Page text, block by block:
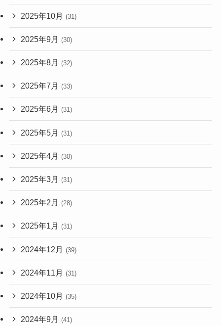
2025年10月 (31)
2025年9月 (30)
2025年8月 (32)
2025年7月 (33)
2025年6月 (31)
2025年5月 (31)
2025年4月 (30)
2025年3月 (31)
2025年2月 (28)
2025年1月 (31)
2024年12月 (39)
2024年11月 (31)
2024年10月 (35)
2024年9月 (41)